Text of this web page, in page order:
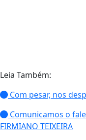
Leia Também:
Com pesar, nos
Comunicamos o
FIRMIANO TEIXEIRA